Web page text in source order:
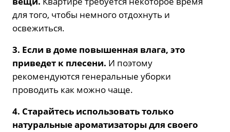
для того, чтобы немного отдохнуть и
освежиться.
3. Если в доме повышенная влага, это
приведет к плесени. И поэтому
рекомендуются генеральные уборки
проводить как можно чаще.
4. Старайтесь использовать только
натуральные ароматизаторы для своего